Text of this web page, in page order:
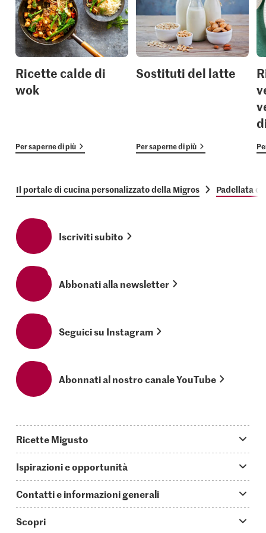
Ricette calde di
wok
Per saperne di più
Sostituti del latte
Per saperne di più
Il portale di cucina personalizzato della Migros Padellata
Iscriviti subito
Abbonati alla newsletter
Seguici su Instagram
Abonnati al nostro canale YouTube
Ricette Migusto
Oggi cucino
Piatti principali
Ispirazioni e opportunità
Storie
Contatti e informazioni generali
Scopri